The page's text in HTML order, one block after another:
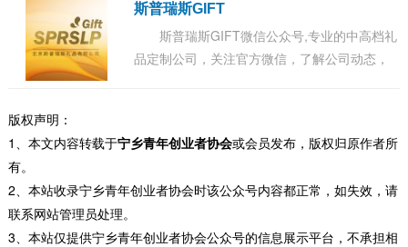
【开心...
斯普瑞斯GIFT
斯普瑞斯GIFT微信公众号,专业的中高档礼
品定制公司，关注官方微信，了解公司动态，
版权声明：
1、本文内容转载于宁乡青年创业者协会或会员发布，版权归原作者所
有。
2、本站收录宁乡青年创业者协会时该公众号内容都正常，如失效，请
联系网站管理员处理。
3、本站仅提供宁乡青年创业者协会公众号的信息展示平台，不承担相